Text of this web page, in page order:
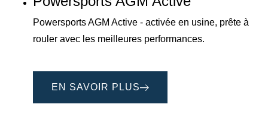
Powersports AGM Active - activée en usine, prête à
rouler avec les meilleures performances.
EN SAVOIR PLUS